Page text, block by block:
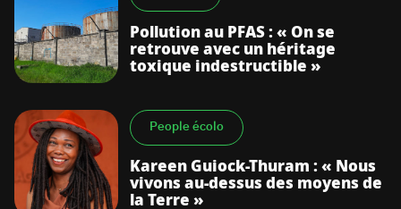
Pollution au PFAS : « On se
retrouve avec un héritage
toxique indestructible »
People écolo
Kareen Guiock-Thuram : « Nous
vivons au-dessus des moyens de
la Terre »